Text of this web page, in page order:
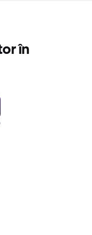
în